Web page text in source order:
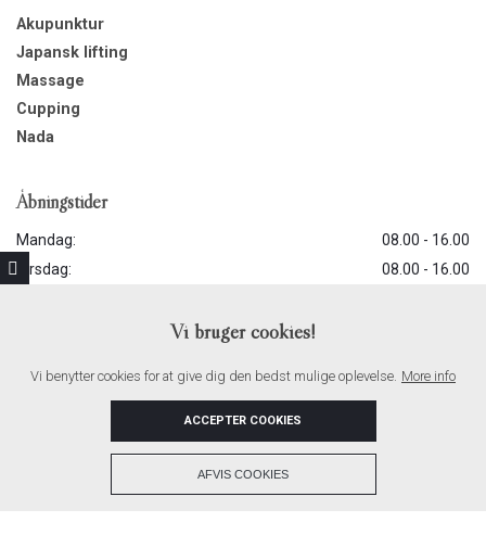
Akupunktur
Japansk lifting
Massage
Cupping
Nada
Åbningstider
Mandag:
08.00 - 16.00
Tirsdag:
08.00 - 16.00
Lørdag:
Lukket
Vi bruger cookies!
Vi benytter cookies for at give dig den bedst mulige oplevelse. More info
ACCEPTER COOKIES
AFVIS COOKIES